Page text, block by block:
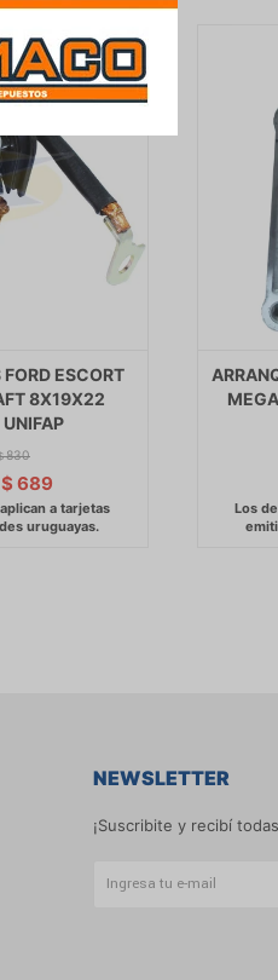
ESCORT
8X19X22
830
$ 689
NEWSLETTER
¡Suscribite y recibí